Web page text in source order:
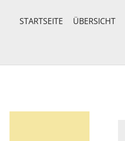
STARTSEITE ÜBERSICHT